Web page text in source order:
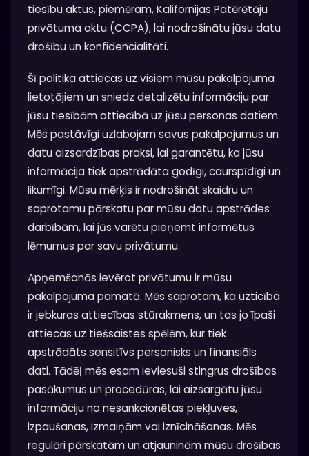
tiesību aktus, piemēram, Kalifornijas Patērētāju
privātuma aktu (CCPA), lai nodrošinātu jūsu datu
drošību un konfidencialitāti.
Šī politika attiecas uz visiem mūsu pakalpojuma
lietotājiem un sniedz detalizētu informāciju par
jūsu tiesībām attiecībā uz jūsu personas datiem.
Mēs pastāvīgi uzlabojam savus pakalpojumus un
datu aizsardzības praksi, lai garantētu, ka jūsu
informācija tiek apstrādāta godīgi, caurspīdīgi un
likumīgi. Mūsu mērķis ir nodrošināt skaidru un
saprotamu pārskatu par mūsu datu apstrādes
darbībām, lai jūs varētu pieņemt informētus
lēmumus par savu privātumu.
Apņemšanās ievērot privātumu ir mūsu
pakalpojuma pamatā. Mēs saprotam, ka uzticība
ir jebkuras attiecības stūrakmens, un tas jo īpaši
attiecas uz tiešsaistes spēlēm, kur tiek
apstrādāts sensitīvs personisks un finansiāls
dati. Tādēļ mēs esam ieviesuši stingrus drošības
pasākumus un procedūras, lai aizsargātu jūsu
informāciju no nesankcionētas piekļuves,
izpaušanas, izmaiņām vai iznīcināšanas. Mēs
regulāri pārskatām un atjauninām mūsu drošības